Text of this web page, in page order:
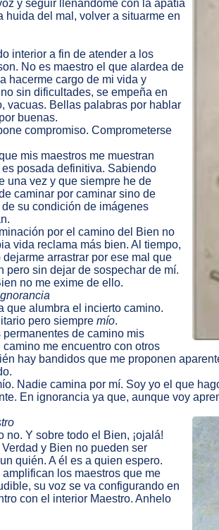
y seguir llenándome con la apatía
del mal, volver a situarme en
interior a fin de atender a los
No es maestro el que alardea de
hacerme cargo de mi vida y
sin dificultades, se empeña en
vacuas. Bellas palabras por hablar
buenas.
compromiso. Comprometerse
mis maestros me muestran
posada definitiva. Sabiendo
una vez y que siempre he de
caminar por caminar sino de
su condición de imágenes
por el camino del Bien no
vida reclama más bien. Al tiempo,
arrastrar por ese mal que
pero sin dejar de sospechar de mí.
no me exime de ello.
que alumbra el incierto camino.
pero siempre mío.
de camino mis
me encuentro con otros
hay bandidos que me proponen
Nadie camina por mí. Soy yo el que
En ignorancia ya que, aunque voy
Y sobre todo el Bien, ¡ojalá!
y Bien no pueden ser
quién. A él es a quien espero.
los maestros que me
su voz se va configurando en
con el interior Maestro. Anhelo